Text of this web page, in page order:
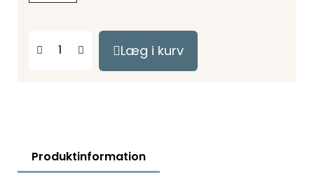
Læg i kurv
Produktinformation